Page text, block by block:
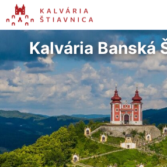
Skip
to
contentKalvária Banská